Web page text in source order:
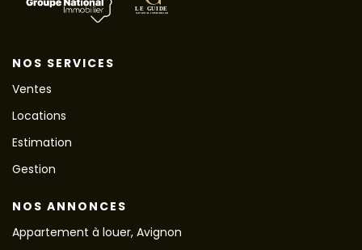
NOS SERVICES
Ventes
Locations
Estimation
Gestion
NOS ANNONCES
Appartement à louer, Avignon